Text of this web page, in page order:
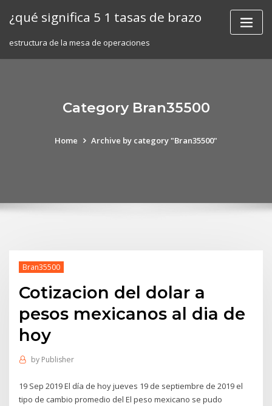
¿qué significa 5 1 tasas de brazo
estructura de la mesa de operaciones
Category Bran35500
Home Archive by category "Bran35500"
Bran35500
Cotizacion del dolar a
pesos mexicanos al dia de
hoy
by Publisher
19 Sep 2019 El día de hoy jueves 19 de septiembre de 2019 el
tipo de cambio promedio del El peso mexicano se pudo